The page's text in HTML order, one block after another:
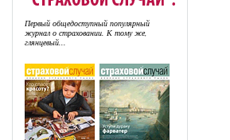
Первый общедоступный популярный
журнал о страховании. К тому же,
глянцевый...